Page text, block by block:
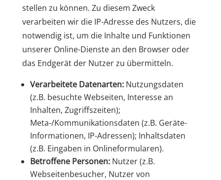
stellen zu können. Zu diesem Zweck
verarbeiten wir die IP-Adresse des Nutzers, die
notwendig ist, um die Inhalte und Funktionen
unserer Online-Dienste an den Browser oder
das Endgerät der Nutzer zu übermitteln.
Verarbeitete Datenarten:Nutzungsdaten
(z.B. besuchte Webseiten, Interesse an
Inhalten, Zugriffszeiten);
Meta-/Kommunikationsdaten (z.B. Geräte-
Informationen, IP-Adressen); Inhaltsdaten
(z.B. Eingaben in Onlineformularen).
Betroffene Personen:Nutzer (z.B.
Webseitenbesucher, Nutzer von